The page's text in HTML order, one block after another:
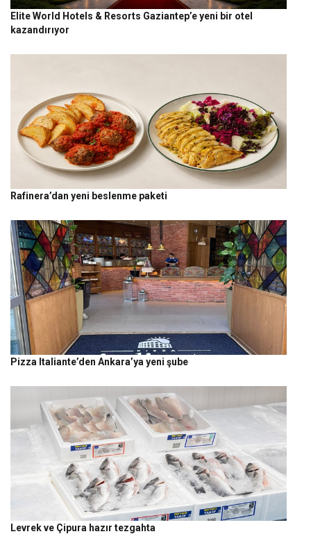
Elite World Hotels & Resorts Gaziantep’e yeni bir otel
kazandırıyor
Rafinera’dan yeni beslenme paketi
Pizza Italiante’den Ankara’ya yeni şube
Levrek ve Çipura hazır tezgahta